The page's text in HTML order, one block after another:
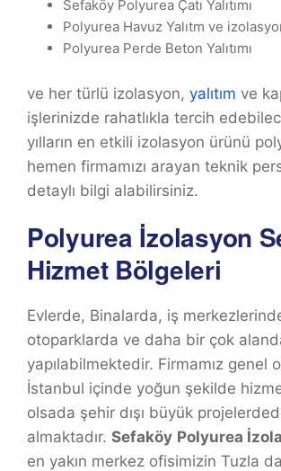
Sefaköy Polyurea Çatı Yalıtımı
Polyurea Havuz Yalıtm ve
Polyurea Perde Beton Yalıtımı
ve her türlü izolasyon, yalıtım ve
işlerinizde rahatlıkla tercih
yılların en etkili izolasyon ürünü
hemen firmamızı arayan teknik
detaylı bilgi alabilirsiniz.
Polyurea İzolasyon
Hizmet Bölgeleri
Evlerde, Binalarda, iş
otoparklarda ve daha bir çok
yapılabilmektedir. Firmamız genel
İstanbul içinde yoğun şekilde
olsada şehir dışı büyük
almaktadır. Sefaköy Polyurea
en yakın merkez ofisimizin Tuzla